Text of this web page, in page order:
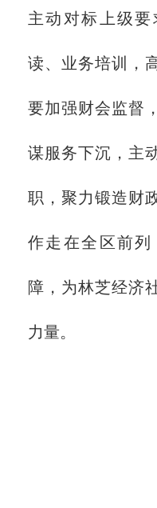
主动对标上级
读、业务培训，
要加强财会监督
谋服务下沉，主
职，聚力锻造财
作走在全区前
障，为林芝经济
力量。